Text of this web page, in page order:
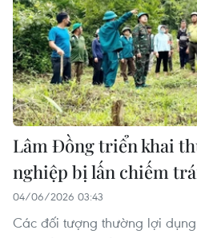
Lâm Đồng triển khai
nghiệp bị lấn chiếm
04/06/2026 03:43
Các đối tượng thường lợi
JG Wentworth
$25,000 In Personal